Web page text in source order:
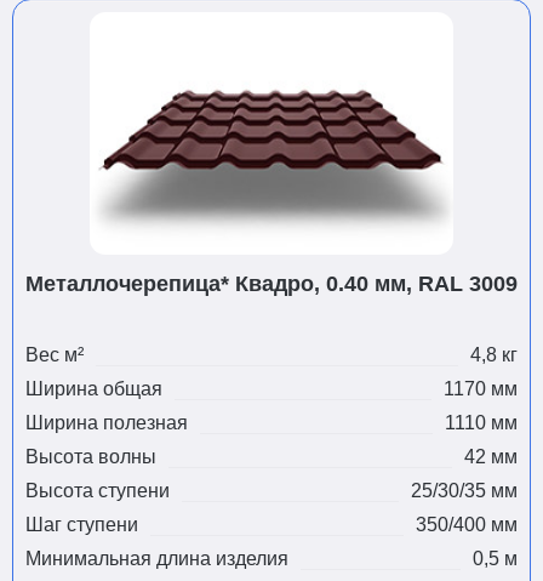
Металлочерепица* Квадро, 0.40 мм, RAL 3009
Вес м²
4,8 кг
Ширина общая
1170 мм
Ширина полезная
1110 мм
Высота волны
42 мм
Высота ступени
25/30/35 мм
Шаг ступени
350/400 мм
Минимальная длина изделия
0,5 м